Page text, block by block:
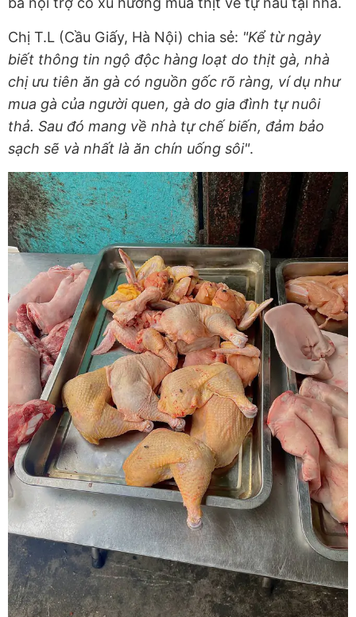
Chị T.L (Cầu Giấy, Hà Nội) chia sẻ: "Kể từ ngày
biết thông tin ngộ độc hàng loạt do thịt gà, nhà
chị ưu tiên ăn gà có nguồn gốc rõ ràng, ví dụ như
mua gà của người quen, gà do gia đình tự nuôi
thả. Sau đó mang về nhà tự chế biến, đảm bảo
sạch sẽ và nhất là ăn chín uống sôi".